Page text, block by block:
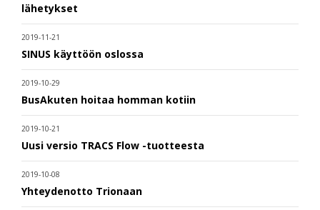
lähetykset
2019-11-21
SINUS käyttöön oslossa
2019-10-29
BusAkuten hoitaa homman kotiin
2019-10-21
Uusi versio TRACS Flow -tuotteesta
2019-10-08
Yhteydenotto Trionaan